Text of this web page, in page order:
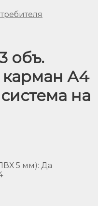
объ.
карман А4
на
5 мм): Да